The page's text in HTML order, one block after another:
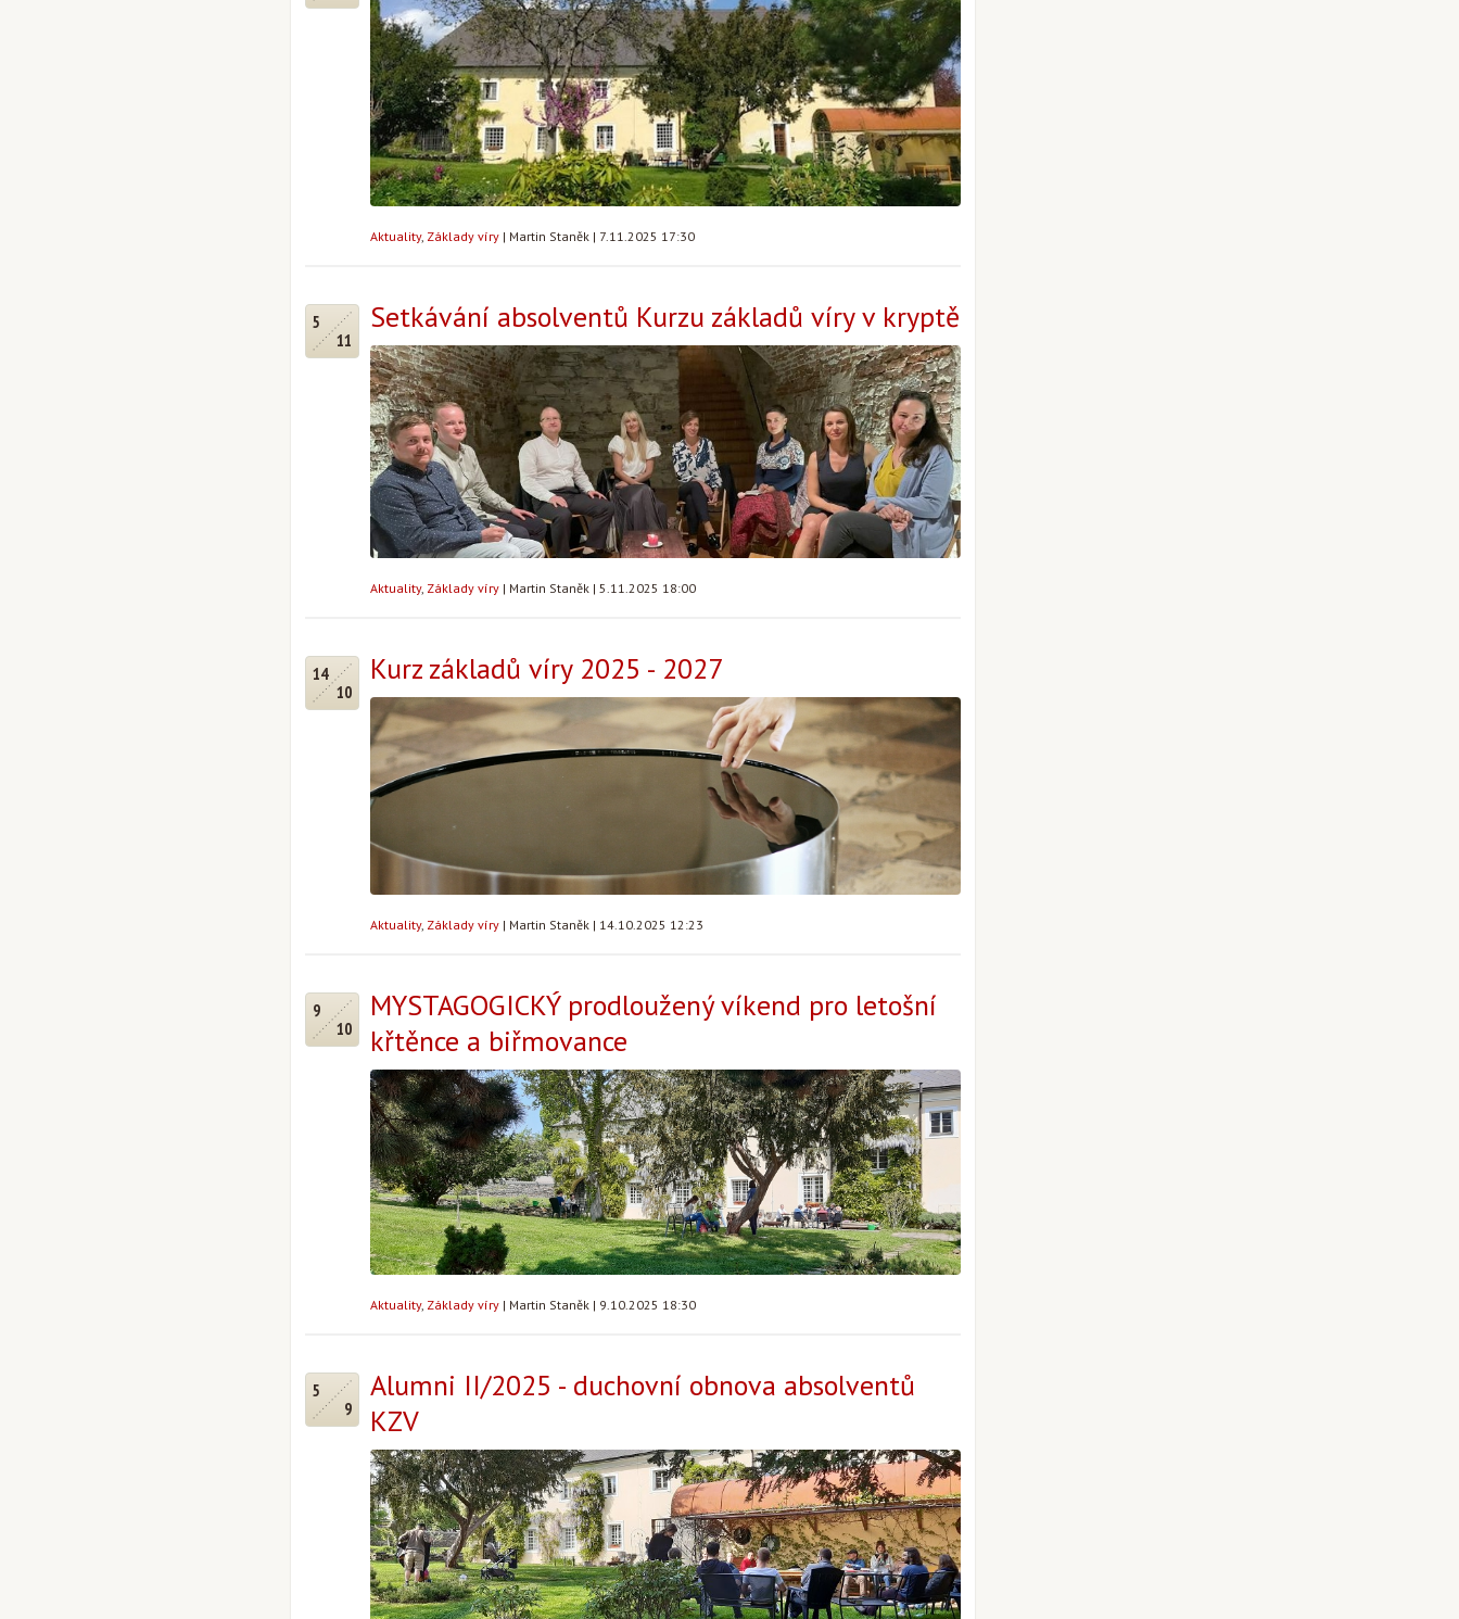
Aktuality, Základy víry | Martin Staněk | 7.11.2025 17:30
5
11
Setkávání absolventů Kurzu základů víry v kryptě
Aktuality, Základy víry | Martin Staněk | 5.11.2025 18:00
14
10
Kurz základů víry 2025 - 2027
Aktuality, Základy víry | Martin Staněk | 14.10.2025 12:23
9
10
MYSTAGOGICKÝ prodloužený víkend pro letošní
křtěnce a biřmovance
Aktuality, Základy víry | Martin Staněk | 9.10.2025 18:30
5
9
Alumni II/2025 - duchovní obnova absolventů
KZV